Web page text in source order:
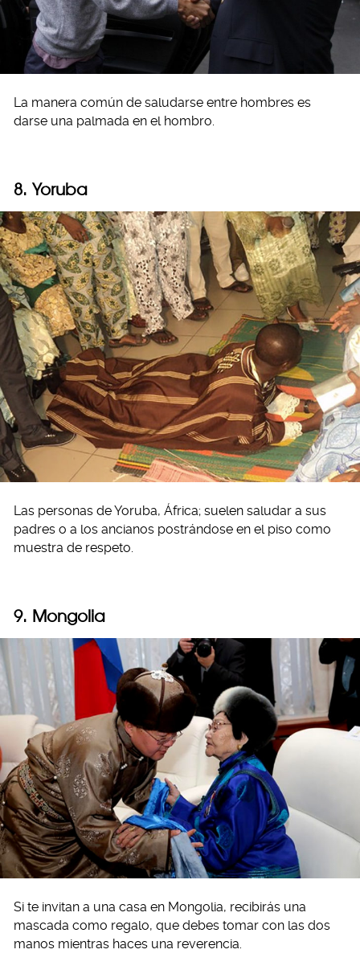
La manera común de saludarse entre hombres es
darse una palmada en el hombro.
8. Yoruba
Las personas de Yoruba, África; suelen saludar a sus
padres o a los ancianos postrándose en el piso como
muestra de respeto.
9. Mongolia
Si te invitan a una casa en Mongolia, recibirás una
mascada como regalo, que debes tomar con las dos
manos mientras haces una reverencia.